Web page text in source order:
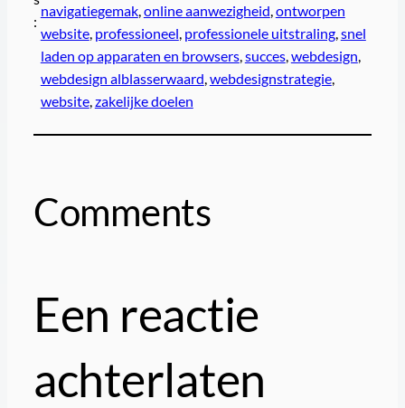
:
navigatiegemak, online aanwezigheid ontworpen
website, professioneel professionele uitstraling, snel
laden op apparaten en browsers, succes, webdesign
webdesign alblasserwaard webdesignstrategie
website, zakelijke doelen
Comments
Een reactie
achterlaten